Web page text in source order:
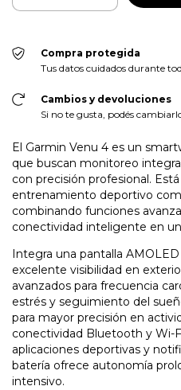
Compra protegida
Tus datos cuidados durante
Cambios y devoluciones
Si no te gusta, podés
El Garmin Venu 4 es un
que buscan monitoreo
con precisión profesional.
entrenamiento deportivo
combinando funciones
conectividad inteligente en
Integra una pantalla
excelente visibilidad en
avanzados para frecuencia
estrés y seguimiento del
para mayor precisión en
conectividad Bluetooth y Wi-
aplicaciones deportivas y
batería ofrece autonomía
intensivo.